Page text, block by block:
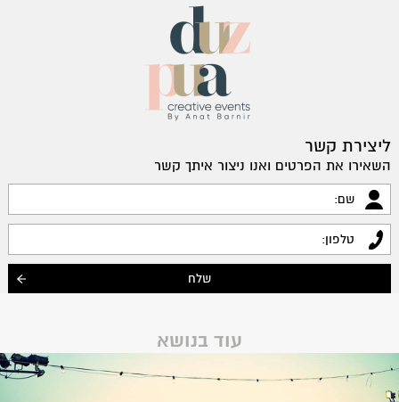
ליצירת קשר
השאירו את הפרטים ואנו ניצור איתך קשר
עוד בנושא